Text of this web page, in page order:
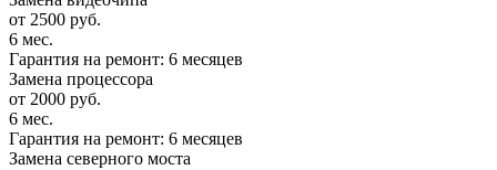
от 2500 руб.
6 мес.
Гарантия на ремонт: 6 месяцев
Замена процессора
от 2000 руб.
6 мес.
Гарантия на ремонт: 6 месяцев
Замена северного моста